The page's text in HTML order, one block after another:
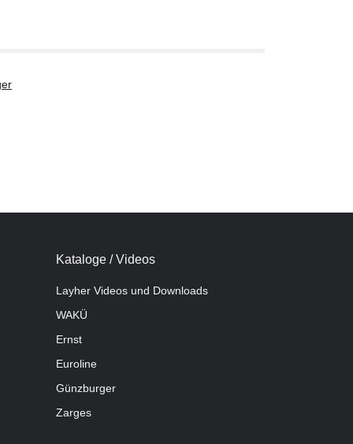
Kataloge / Videos
Layher Videos und Downloads
WAKÜ
Ernst
Euroline
Günzburger
Zarges